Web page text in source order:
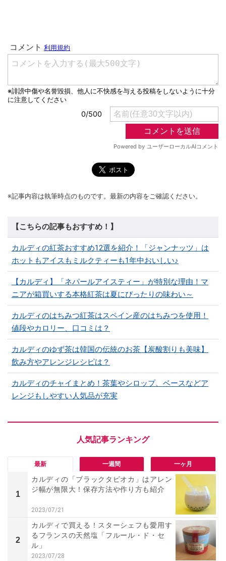
※記事内容は執筆時点のものです。最新の内容をご確認ください。
【こちらの記事もおすすめ！】
カルディの紅茶おすすめ12選を紹介！「ジャンナッツ」は
ホットもアイスもミルクティーも1年中おいしい♪
【カルディ】「ネパールアイスティー」が特別な理由！マ
ニアが箱買いする本格紅茶は夏にぴったりの味わい～
カルディのはちみつ紅茶はスペイン産のはちみつを使用！
値段やカロリー、口コミは？
カルディのゆず茶は韓国の伝統のお茶【炭酸割りも美味】
飲み方やアレンジレシピは？
カルディのチャイまとめ！茶葉やシロップ、ベースなどア
レンジもしやすい人気品が充実
最新 一週間 一ヶ月
1
カルディの「ブラックタピオカ」はアレン
ジ幅が無限大！保存方法や作り方も紹介
2023/07/21
2
カルディで買える！スターシェフも愛用す
るフランスの天然塩「フルール・ド・セ
ル」
2023/07/28